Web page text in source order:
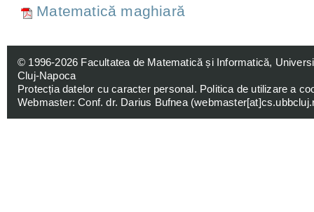
Matematică maghiară
© 1996-2026 Facultatea de Matematică și Informatică,
Cluj-Napoca
Protecția datelor cu caracter personal. Politica de utilizare a
Webmaster: Conf. dr. Darius Bufnea (